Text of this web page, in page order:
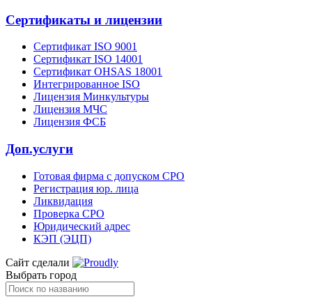
Сертификаты и лицензии
Сертификат ISO 9001
Сертификат ISO 14001
Сертификат OHSAS 18001
Интегрированное ISO
Лицензия Минкультуры
Лицензия МЧС
Лицензия ФСБ
Доп.услуги
Готовая фирма с допуском СРО
Регистрация юр. лица
Ликвидация
Проверка СРО
Юридический адрес
КЭП (ЭЦП)
Сайт сделали
Выбрать город